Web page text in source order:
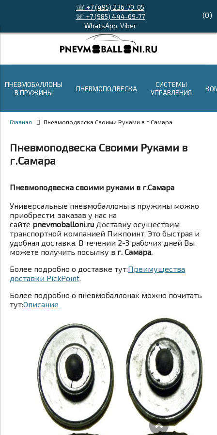
☏ +7 (495) 236-70-05
☏ +7 (985) 444-69-77
WhatsApp, Viber
(0)
ПНЕВМОБАЛЛОНЫ
В ПРУЖИНЫ
ПНЕВМОПОДВЕСКА
СИСТЕМЫ
УПРАВЛЕНИЯ
Главная Пневмоподвеска Своими Руками в г.Самара
Пневмоподвеска Своими Руками в
г.Самара
Пневмоподвеска своими руками в г.Самара
Универсальные пневмобаллоны в пружины можно
приобрести, заказав у нас на
сайте pnevmoballoni.ru Доставку осуществим
транспортной компанией Пикпоинт. Это быстрая и
удобная доставка. В течении 2-3 рабочих дней Вы
можете получить посылку в г. Самара.
Более подробно о доставке тут:Преимущества
доставки PickPoint.
Более подробно о пневмобаллонах можно почитать
тут:Описание